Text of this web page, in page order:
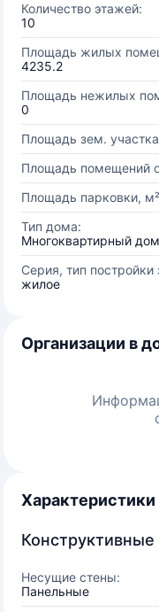
Количество этажей:
10
Площадь жилых
4235.2
Площадь нежилых
0
Площадь зем.
Площадь помещений
Площадь парковки,
Тип дома:
Многоквартирный дом
Серия, тип постройки
жилое
Организации в
Характеристики
Несущие стены:
Панельные